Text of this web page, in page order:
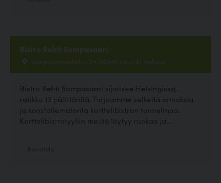
Bistro Rehti Sompasaari
Sompasaarenlaituri 24, 00540 Helsinki, Helsinki
Bistro Rehti Sompasaari sijaitsee Helsingissä,
ratikka 13 päättärillä. Tarjoamme selkeitä annoksia
ja konstailematonta korttelibistron tunnelmaa.
Korttelibistrotyyliin meiltä löytyy ruokaa ja...